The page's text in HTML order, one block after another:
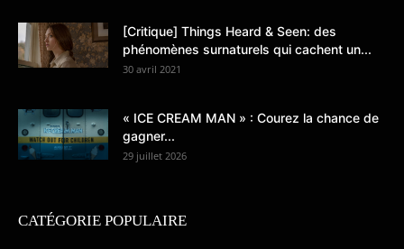
[Critique] Things Heard & Seen: des
phénomènes surnaturels qui cachent un...
30 avril 2021
« ICE CREAM MAN » : Courez la chance de
gagner...
29 juillet 2026
CATÉGORIE POPULAIRE